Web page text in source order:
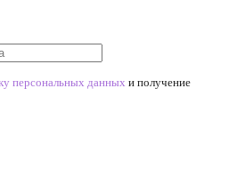
персональных данных и получение